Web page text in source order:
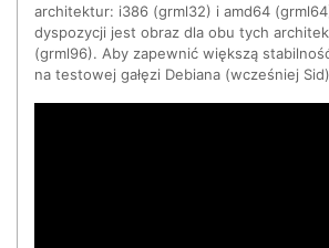
architektur: i386 (grml32) i amd64
dyspozycji jest obraz dla obu tych
(grml96). Aby zapewnić większą
na testowej gałęzi Debiana (wcześniej